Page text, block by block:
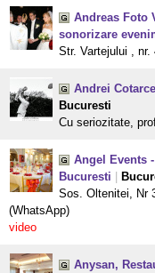
Andreas Foto
sonorizare
Str. Vartejului ,
Andrei
Bucuresti
Cu seriozitate,
Angel Events
Bucuresti
Sos. Oltenitei, Nr
(WhatsApp)
video
Anysan,